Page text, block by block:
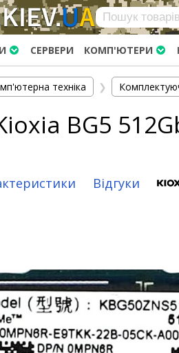
Telegram WhatsApp
СЕРВЕРИ КОМП'ЮТЕРИ
техніка ❯
BG5
Відгуки